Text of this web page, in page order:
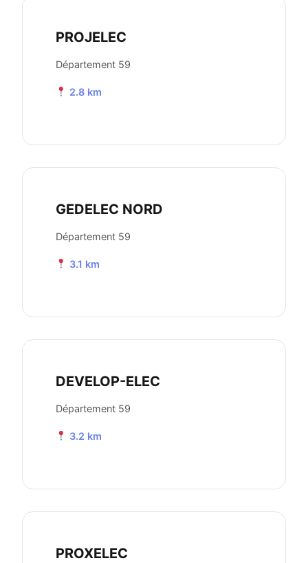
PROJELEC
Département 59
2.8 km
GEDELEC NORD
Département 59
3.1 km
DEVELOP-ELEC
Département 59
3.2 km
PROXELEC